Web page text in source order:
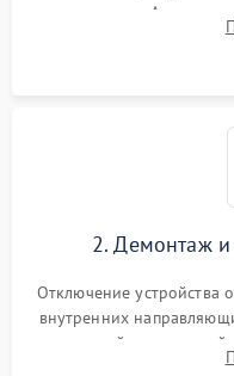
колодке. Анализ
конвекцией, панелью
2. Демонтаж и
Отключение устройства
внутренних
задней или верхней
нагревательным